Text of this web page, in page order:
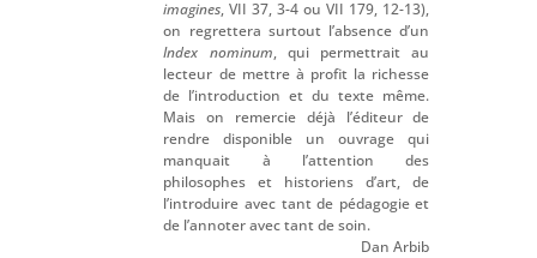
imagines, VII 37, 3-4 ou VII 179, 12-13),
on regrettera surtout l’absence d’un
Index nominum, qui permettrait au
lecteur de mettre à profit la richesse
de l’introduction et du texte même.
Mais on remercie déjà l’éditeur de
rendre disponible un ouvrage qui
manquait à l’attention des
philosophes et historiens d’art, de
l’introduire avec tant de pédagogie et
de l’annoter avec tant de soin.
Dan Arbib